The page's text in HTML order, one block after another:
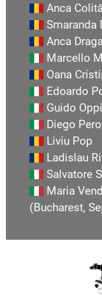
Anca
Smaranda
Anca
Marcello
Oana
Edoardo
Guido
Diego
Liviu Pop
Ladislau
Salvatore
Maria
(Bucharest,